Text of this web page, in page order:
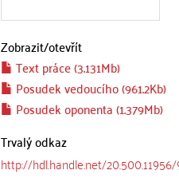
Zobrazit/otevřít
Text práce (3.131Mb)
Posudek vedoucího (961.2Kb)
Posudek oponenta (1.379Mb)
Trvalý odkaz
http://hdl.handle.net/